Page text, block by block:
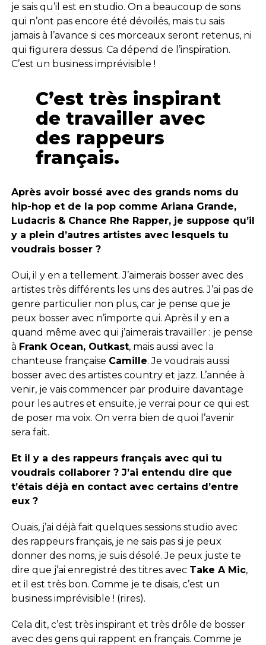
je sais qu’il est en studio. On a beaucoup de sons
qui n’ont pas encore été dévoilés, mais tu sais
jamais à l’avance si ces morceaux seront retenus, ni
qui figurera dessus. Ca dépend de l’inspiration.
C’est un business imprévisible !
C’est très inspirant
de travailler avec
des rappeurs
français.
Après avoir bossé avec des grands noms du
hip-hop et de la pop comme Ariana Grande,
Ludacris & Chance Rhe Rapper, je suppose qu’il
y a plein d’autres artistes avec lesquels tu
voudrais bosser ?
Oui, il y en a tellement. J’aimerais bosser avec des
artistes très différents les uns des autres. J’ai pas de
genre particulier non plus, car je pense que je
peux bosser avec n’importe qui. Après il y en a
quand même avec qui j’aimerais travailler : je pense
à Frank Ocean, Outkast, mais aussi avec la
chanteuse française Camille. Je voudrais aussi
bosser avec des artistes country et jazz. L’année à
venir, je vais commencer par produire davantage
pour les autres et ensuite, je verrai pour ce qui est
de poser ma voix. On verra bien de quoi l’avenir
sera fait.
Et il y a des rappeurs français avec qui tu
voudrais collaborer ? J’ai entendu dire que
t’étais déjà en contact avec certains d’entre
eux ?
Ouais, j’ai déjà fait quelques sessions studio avec
des rappeurs français, je ne sais pas si je peux
donner des noms, je suis désolé. Je peux juste te
dire que j’ai enregistré des titres avec Take A Mic,
et il est très bon. Comme je te disais, c’est un
business imprévisible ! (rires).
Cela dit, c’est très inspirant et très drôle de bosser
avec des gens qui rappent en français. Comme je